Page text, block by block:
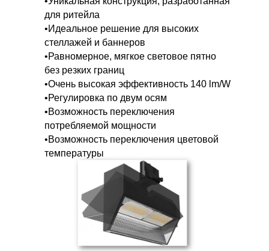
для ритейла
•Идеальное решение для высоких
стеллажей и баннеров
•Равномерное, мягкое световое пятно
без резких границ
•Очень высокая эффективность 140 lm/W
•Регулировка по двум осям
•Возможность переключения
потребляемой мощности
•Возможность переключения цветовой
температуры